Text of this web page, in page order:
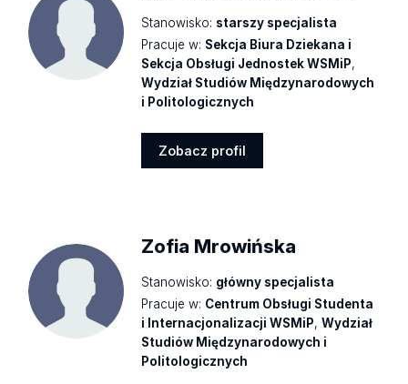
Stanowisko: starszy specjalista
Pracuje w: Sekcja Biura Dziekana i
Sekcja Obsługi Jednostek WSMiP,
Wydział Studiów Międzynarodowych
i Politologicznych
Zobacz profil
Zofia Mrowińska
Stanowisko: główny specjalista
Pracuje w: Centrum Obsługi Studenta
i Internacjonalizacji WSMiP,Wydział
Studiów Międzynarodowych i
Politologicznych